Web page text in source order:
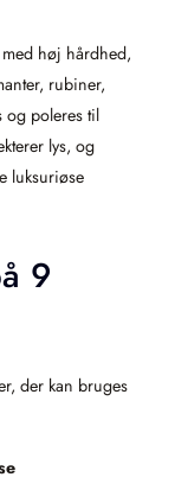
høj hårdhed,
rubiner,
og poleres til
lys, og
luksuriøse
9
der kan bruges